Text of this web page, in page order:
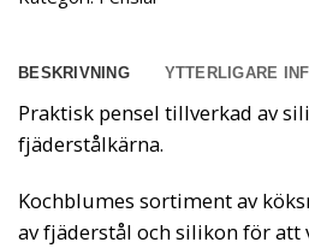
BESKRIVNING YTTERLIGARE
Praktisk pensel tillverkad av
fjäderstålkärna.
Kochblumes sortiment av
av fjäderstål och silikon för att